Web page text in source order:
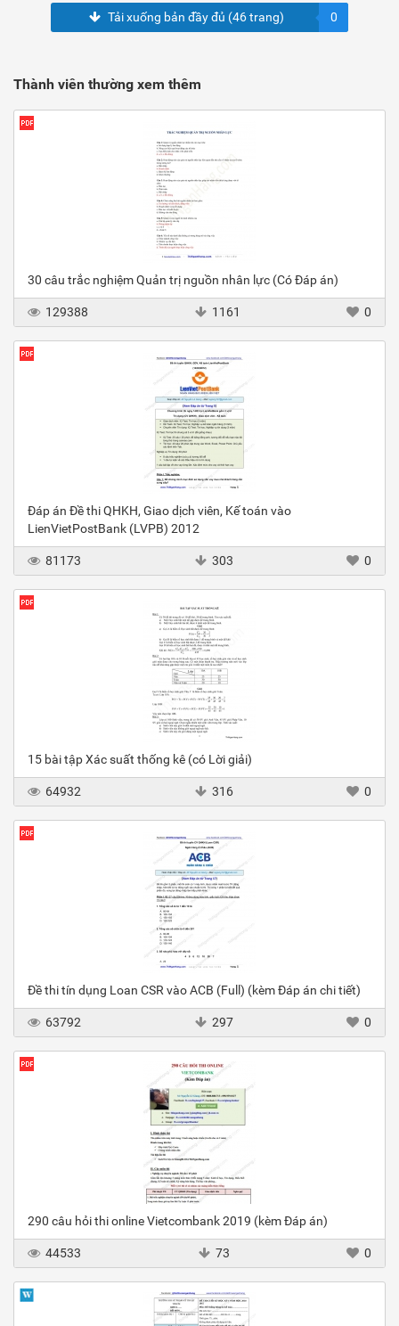
Tải xuống bản đầy đủ (46 trang) 0
Thành viên thường xem thêm
30 câu trắc nghiệm Quản trị nguồn nhân lực (Có Đáp án)
129388 1161 0
Đáp án Đề thi QHKH, Giao dịch viên, Kế toán vào
LienVietPostBank (LVPB) 2012
81173 303 0
15 bài tập Xác suất thống kê (có Lời giải)
64932 316 0
Đề thi tín dụng Loan CSR vào ACB (Full) (kèm Đáp án chi tiết)
63792 297 0
290 câu hỏi thi online Vietcombank 2019 (kèm Đáp án)
44533 73 0